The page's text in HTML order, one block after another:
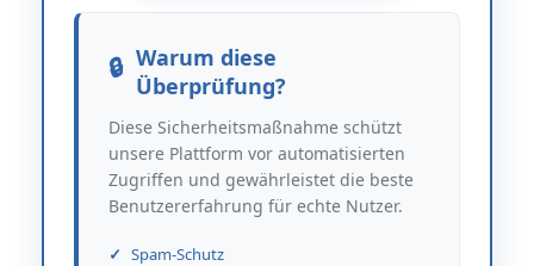
Warum diese
Überprüfung?
Diese Sicherheitsmaßnahme schützt
unsere Plattform vor automatisierten
Zugriffen und gewährleistet die beste
Benutzererfahrung für echte Nutzer.
Spam-Schutz